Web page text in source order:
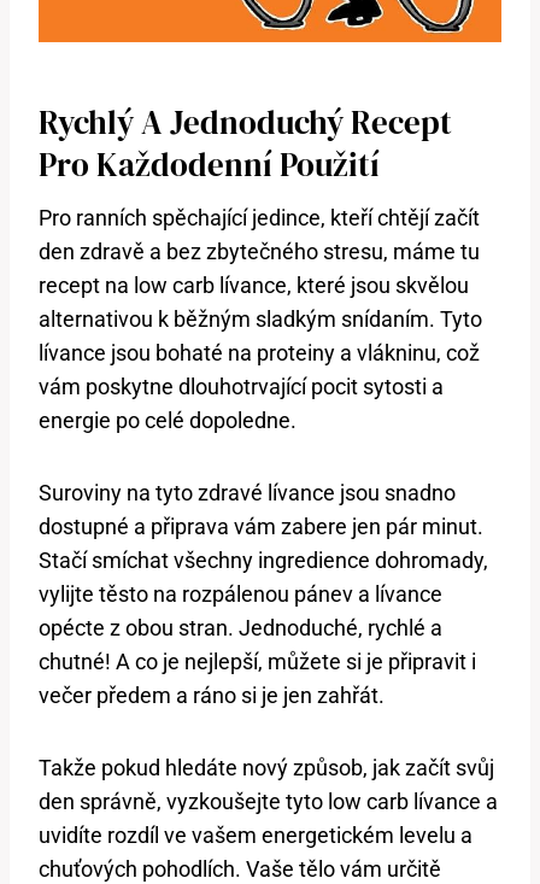
Rychlý A Jednoduchý Recept
Pro Každodenní Použití
Pro ranních spěchající jedince, kteří chtějí začít
den zdravě a bez zbytečného stresu, máme tu
recept na low carb lívance, které jsou skvělou
alternativou k běžným sladkým snídaním. Tyto
lívance jsou bohaté na proteiny a vlákninu, což
vám poskytne dlouhotrvající pocit sytosti a
energie po celé dopoledne.
Suroviny na tyto zdravé lívance jsou snadno
dostupné a připrava vám zabere jen pár minut.
Stačí smíchat všechny ingredience dohromady,
vylijte těsto na rozpálenou pánev a lívance
opécte z obou stran. Jednoduché, rychlé a
chutné! A co je nejlepší, můžete si je připravit i
večer předem a ráno si je jen zahřát.
Takže pokud hledáte nový způsob, jak začít svůj
den správně, vyzkoušejte tyto low carb lívance a
uvidíte rozdíl ve vašem energetickém levelu a
chuťových pohodlích. Vaše tělo vám určitě